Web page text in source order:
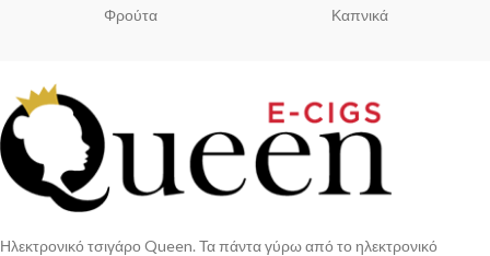
Φρούτα Καπνικά
Ηλεκτρονικό τσιγάρο Queen. Τα πάντα γύρω από το ηλεκτρονικό